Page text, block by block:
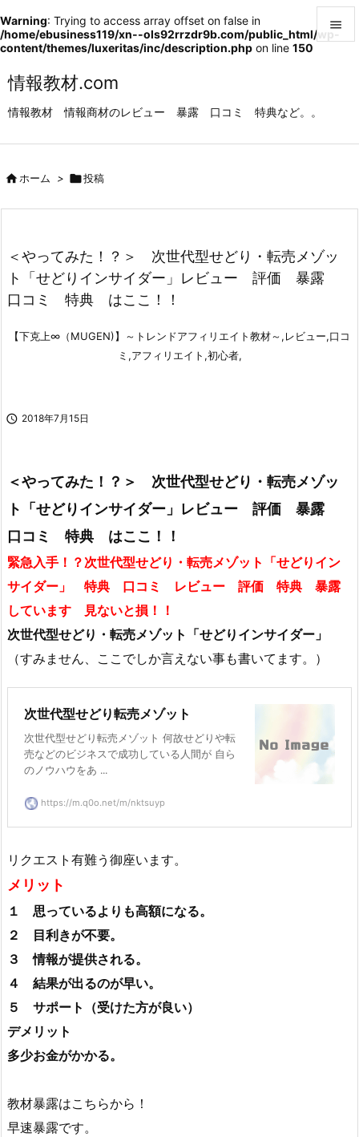
Warning: Trying to access array offset on false in
/home/ebusiness119/xn--ols92rrzdr9b.com/public_html/wp-
content/themes/luxeritas/inc/description.php on line 150
情報教材.com
情報教材 情報商材のレビュー 暴露 口コミ 特典など。。


ホーム > 投稿
＜やってみた！？＞ 次世代型せどり・転売メゾッ
ト「せどりインサイダー」レビュー 評価 暴露
口コミ 特典 はここ！！
【下克上∞（MUGEN)】～トレンドアフィリエイト教材～,レビュー,口コ
ミ,アフィリエイト,初心者,
 2018年7月15日
＜やってみた！？＞ 次世代型せどり・転売メゾッ
ト「せどりインサイダー」レビュー 評価 暴露
口コミ 特典 はここ！！
緊急入手！？次世代型せどり・転売メゾット「せどりイン
サイダー」 特典 口コミ レビュー 評価 特典 暴露
しています 見ないと損！！
次世代型せどり・転売メゾット「せどりインサイダー」
（すみません、ここでしか言えない事も書いてます。）
次世代型せどり転売メゾット
次世代型せどり転売メゾット 何故せどりや転
売などのビジネスで成功している人間が 自ら
のノウハウをあ ...
https://m.q0o.net/m/nktsuyp
リクエスト有難う御座います。
メリット
１ 思っているよりも高額になる。
２ 目利きが不要。
３ 情報が提供される。
４ 結果が出るのが早い。
５ サポート（受けた方が良い）
デメリット
多少お金がかかる。
教材暴露はこちらから！
早速暴露です。